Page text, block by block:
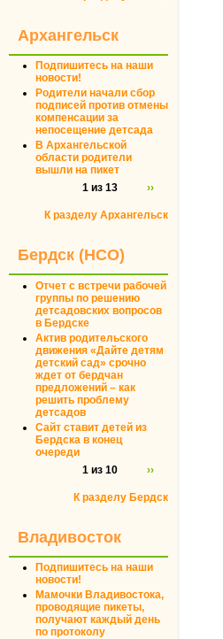
Архангельск
Подпишитесь на наши
новости!
Родители начали сбор
подписей против отмены
компенсации за
непосещение детсада
В Архангельской
области родители
вышли на пикет
1 из 13
››
К разделу Архангельск
Бердск (НСО)
Отчет с встречи рабочей
группы по решению
детсадовских вопросов
в Бердске
Актив родительского
движения «Дайте детям
детский сад» срочно
ждет от бердчан
предложений – как
решить проблему
детсадов
Сайт ставит детей из
Бердска в конец
очереди
1 из 10
››
К разделу Бердск
Владивосток
Подпишитесь на наши
новости!
Мамочки Владивостока,
проводящие пикеты,
получают каждый день
по протоколу